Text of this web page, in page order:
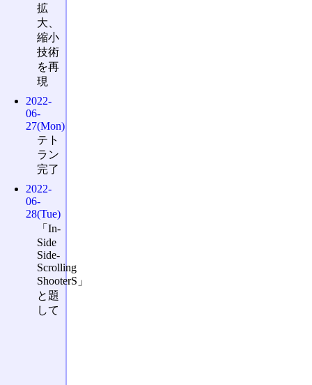
拡
大、
縮小
技術
を再
現
2022-
06-
27(Mon)
テト
ラン
完了
2022-
06-
28(Tue)
「In-
Side
Side-
Scrolling
ShooterS」
と題
して